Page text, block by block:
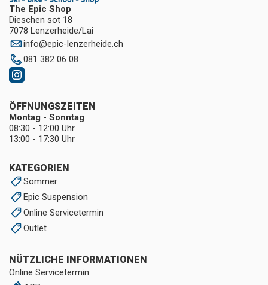
The Epic Shop
Dieschen sot 18
7078 Lenzerheide/Lai
info@epic-lenzerheide.ch
081 382 06 08
KATEGORIEN
Sommer
Epic Suspension
Online Servicetermin
Outlet
NÜTZLICHE INFORMATIONEN
Online Servicetermin
ÖFFNUNGSZEITEN
Montag - Sonntag
08:30 - 12:00 Uhr
13:00 - 17:30 Uhr